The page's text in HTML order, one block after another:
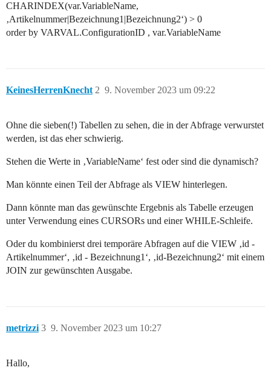
CHARINDEX(var.VariableName,
‚Artikelnummer|Bezeichnung1|Bezeichnung2‘) > 0
order by VARVAL.ConfigurationID , var.VariableName
KeinesHerrenKnecht 9. November 2023 um 09:22
2
Ohne die sieben(!) Tabellen zu sehen, die in der Abfrage verwurstet
werden, ist das eher schwierig.
Stehen die Werte in ‚VariableName‘ fest oder sind die dynamisch?
Man könnte einen Teil der Abfrage als VIEW hinterlegen.
Dann könnte man das gewünschte Ergebnis als Tabelle erzeugen
unter Verwendung eines CURSORs und einer WHILE-Schleife.
Oder du kombinierst drei temporäre Abfragen auf die VIEW ‚id -
Artikelnummer‘, ‚id - Bezeichnung1‘, ‚id-Bezeichnung2‘ mit einem
JOIN zur gewünschten Ausgabe.
metrizzi 9. November 2023 um 10:27
3
Hallo,